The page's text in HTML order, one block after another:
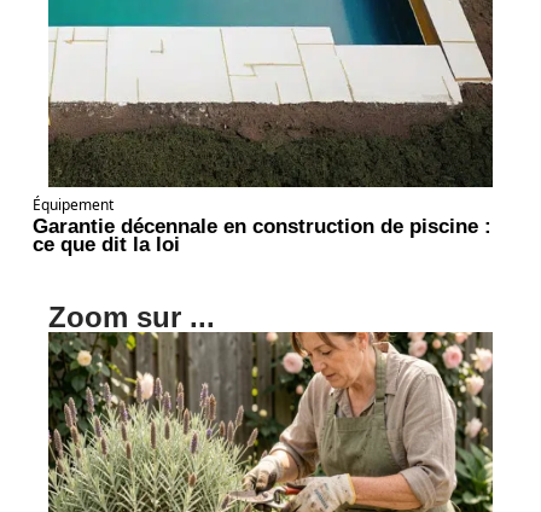
Équipement
Garantie décennale en construction de piscine :
ce que dit la loi
Zoom sur ...